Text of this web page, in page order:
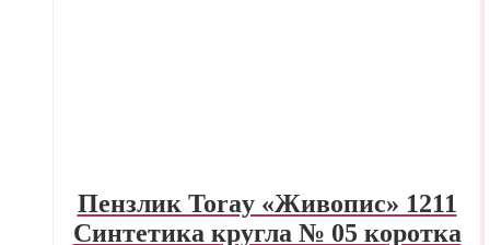
Пензлик Toray «Живопис» 1211
Синтетика кругла № 05 коротка